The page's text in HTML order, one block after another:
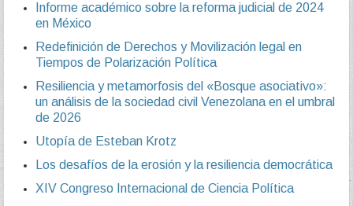
Informe académico sobre la reforma judicial de 2024
en México
Redefinición de Derechos y Movilización legal en
Tiempos de Polarización Política
Resiliencia y metamorfosis del «Bosque asociativo»:
un análisis de la sociedad civil Venezolana en el umbral
de 2026
Utopía de Esteban Krotz
Los desafíos de la erosión y la resiliencia democrática
XIV Congreso Internacional de Ciencia Política